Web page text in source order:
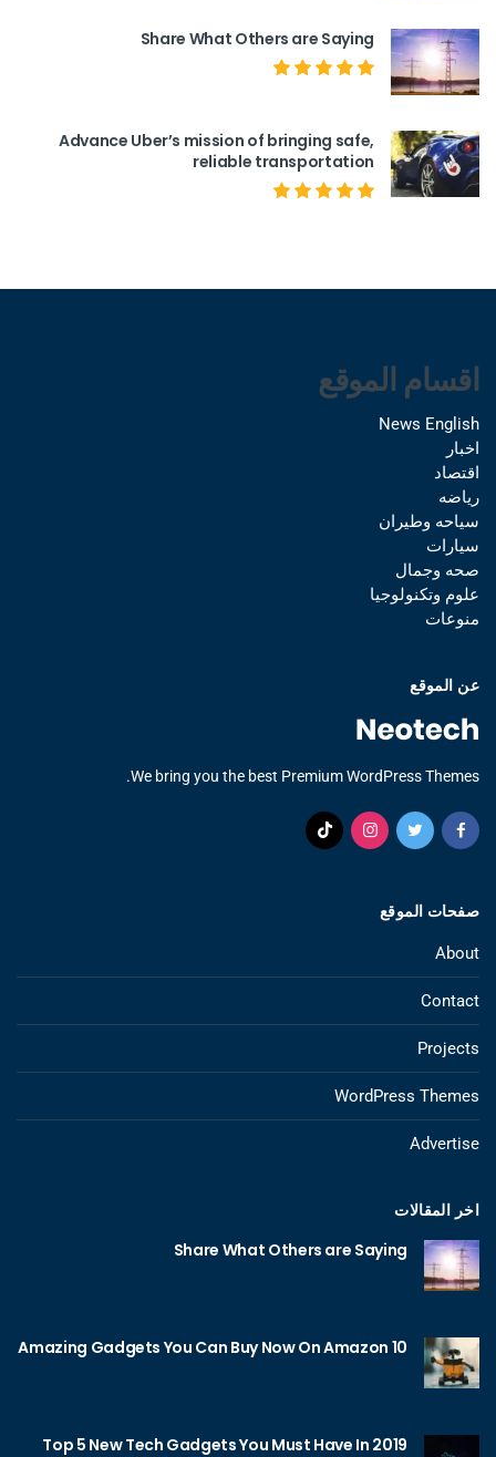
Share What Others are Saying
Advance Uber’s mission of bringing safe,
reliable transportation
اقسام الموقع
News English
اخبار
اقتصاد
رياضه
سياحه وطيران
سيارات
صحه وجمال
علوم وتكنولوجيا
منوعات
عن الموقع
We bring you the best Premium WordPress Themes.
صفحات الموقع
About
Contact
Projects
WordPress Themes
Advertise
اخر المقالات
Share What Others are Saying
10 Amazing Gadgets You Can Buy Now On Amazon
Top 5 New Tech Gadgets You Must Have In 2019